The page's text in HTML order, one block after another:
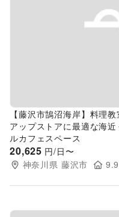
Previous slide
【藤沢市鵠沼海岸】料理
アップストアに最適な海
ルカフェスペース
20,625 円/日〜
神奈川県 藤沢市